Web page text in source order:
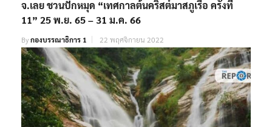
11” 25 พ.ย. 65 – 31 ม.ค. 66
Byกองบรรณาธิการ 1 22 พฤศจิกายน 2022